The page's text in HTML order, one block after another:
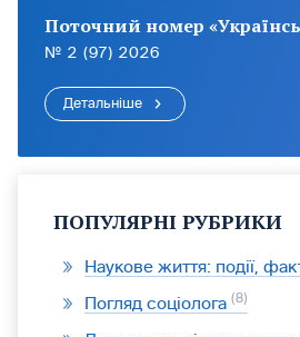
Поточний номер
№ 2 (97) 2026
Детальніше
ПОПУЛЯРНІ РУБРИКИ
Наукове життя: події,
Погляд соціолога 8